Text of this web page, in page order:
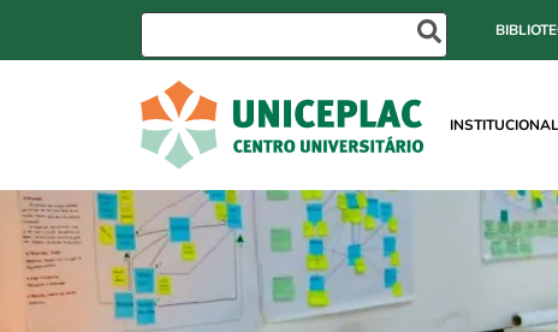
INSTITUCIONAL